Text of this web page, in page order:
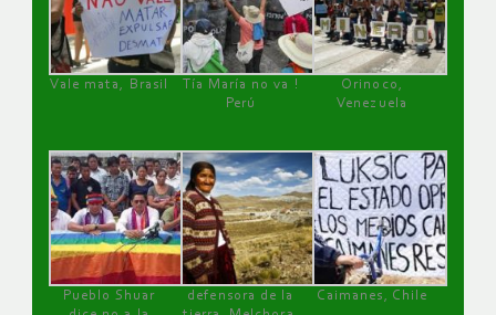
Vale mata, Brasil
Tía María no va !
Perú
Orinoco,
Venezuela
Pueblo Shuar
defensora de la
Caimanes, Chile